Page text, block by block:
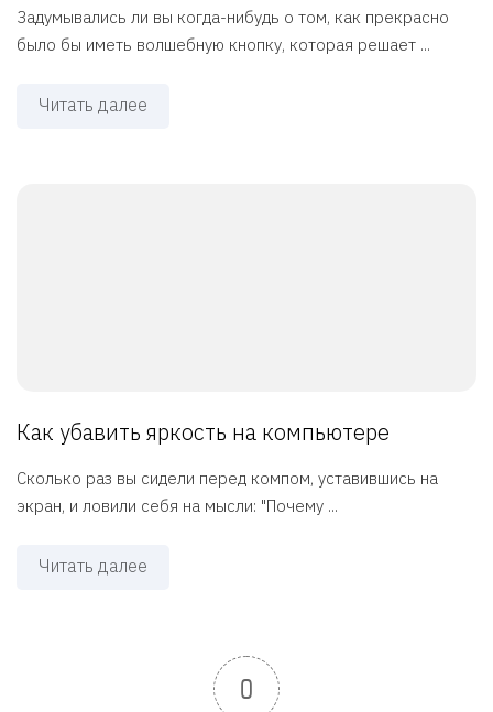
Задумывались ли вы когда-нибудь о том, как прекрасно
было бы иметь волшебную кнопку, которая решает ...
Читать далее
Как убавить яркость на компьютере
Сколько раз вы сидели перед компом, уставившись на
экран, и ловили себя на мысли: "Почему ...
Читать далее
0